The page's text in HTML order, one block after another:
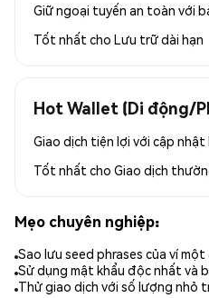
Giữ ngoại tuyến an toàn với
Tốt nhất cho Lưu trữ dài hạn
Hot Wallet (Di động/
Giao dịch tiện lợi với cập
Tốt nhất cho Giao dịch
Mẹo chuyên nghiệp:
Sao lưu seed phrases của ví
Sử dụng mật khẩu độc nhất và
Thử giao dịch với số lượng nhỏ